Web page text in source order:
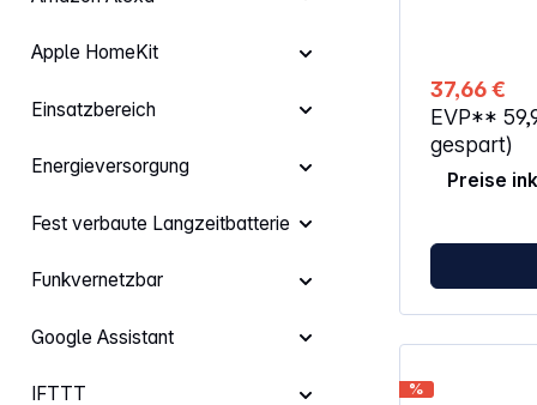
Apple HomeKit
Einsatzbereich
Energieversorgung
Fest verbaute Langzeitbatterie
Funkvernetzbar
Google Assistant
IFTTT
(inklusive
mehr Diskretion Für mehr
sollte
37,66 €
EVP**
gespart)
Preise
%